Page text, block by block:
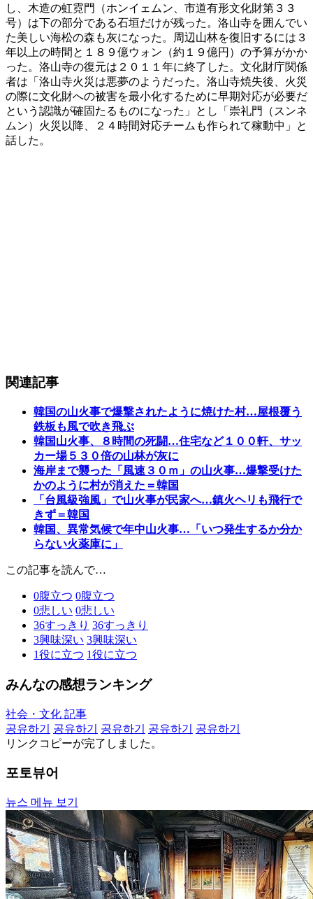
し、木造の虹霓門（ホンイェムン、市道有形文化財第３３
号）は下の部分である石垣だけが残った。洛山寺を囲んでい
た美しい海松の森も灰になった。周辺山林を復旧するには３
年以上の時間と１８９億ウォン（約１９億円）の予算がかか
った。洛山寺の復元は２０１１年に終了した。文化財庁関係
者は「洛山寺火災は悪夢のようだった。洛山寺焼失後、火災
の際に文化財への被害を最小化するために早期対応が必要だ
という認識が確固たるものになった」とし「崇礼門（スンネ
ムン）火災以降、２４時間対応チームも作られて稼動中」と
話した。
関連記事
韓国の山火事で爆撃されたように焼けた村…屋根覆う
鉄板も風で吹き飛ぶ
韓国山火事、８時間の死闘…住宅など１００軒、サッ
カー場５３０倍の山林が灰に
海岸まで襲った「風速３０ｍ」の山火事…爆撃受けた
かのように村が消えた＝韓国
「台風級強風」で山火事が民家へ…鎮火ヘリも飛行で
きず＝韓国
韓国、異常気候で年中山火事…「いつ発生するか分か
らない火薬庫に」
この記事を読んで…
0腹立つ 0腹立つ
0悲しい 0悲しい
36すっきり 36すっきり
3興味深い 3興味深い
1役に立つ 1役に立つ
みんなの感想ランキング
社会・文化 記事
공유하기
공유하기 공유하기 공유하기
공유하기
リンクコピーが完了しました。
포토뷰어
뉴스 메뉴 보기